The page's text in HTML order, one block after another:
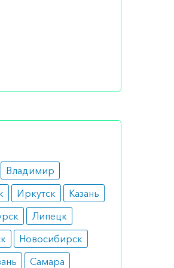
Владимир
Иркутск
Казань
Липецк
Новосибирск
Самара